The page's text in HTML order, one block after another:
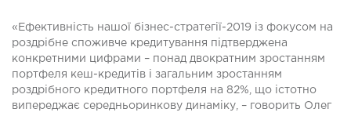
«Ефективність нашої бізнес-стратегії-2019 із фокусом на
роздрібне споживче кредитування підтверджена
конкретними цифрами – понад двократним зростанням
портфеля кеш-кредитів і загальним зростанням
роздрібного кредитного портфеля на 82%, що істотно
випереджає середньоринкову динаміку, – говорить Олег